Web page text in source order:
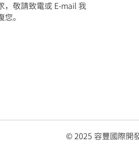
， 敬請致電或 E-mail 我
您。
© 2025 容豐國際開